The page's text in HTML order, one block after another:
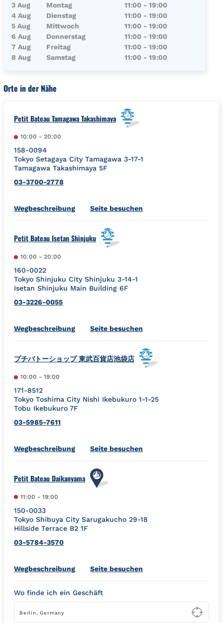
3 Aug
Montag 11:00 - 19:00
4 Aug
Dienstag 11:00 - 19:00
5 Aug
Mittwoch 11:00 - 19:00
6 Aug
Donnerstag 11:00 - 19:00
7 Aug
Freitag 11:00 - 19:00
8 Aug
Samstag 11:00 - 19:00
Orte in der Nähe
Petit Bateau Tamagawa Takashimaya
10:00 - 20:00
158-0094
Tokyo Setagaya City Tamagawa 3-17-1
Tamagawa Takashimaya 5F
03-3700-2778
WegbeschreibungLink Opens in New Tab
Seite besuchen
Petit Bateau Isetan Shinjuku
10:00 - 20:00
160-0022
Tokyo Shinjuku City Shinjuku 3-14-1
Isetan Shinjuku Main Building 6F
03-3226-0055
WegbeschreibungLink Opens in New Tab
Seite besuchen
プチバトーショップ 東武百貨店池袋店
10:00 - 19:00
171-8512
Tokyo Toshima City Nishi Ikebukuro 1-1-25
Tobu Ikebukuro 7F
03-5985-7611
WegbeschreibungLink Opens in New Tab
Seite besuchen
Petit Bateau Daikanyama
11:00 - 19:00
150-0033
Tokyo Shibuya City Sarugakucho 29-18
Hillside Terrace B2 1F
03-5784-3570
WegbeschreibungLink Opens in New Tab
Seite besuchen
Wo finde ich ein Geschäft